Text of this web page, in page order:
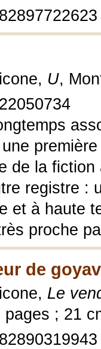
U,
de la
registre :
et à haute
proche
de
Le
pages ; 21